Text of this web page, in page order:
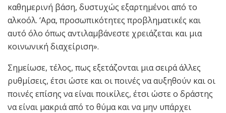
καθημερινή βάση, δυστυχώς εξαρτημένοι από το
αλκοόλ. ‘Αρα, προσωπικότητες προβληματικές και
αυτό όλο όπως αντιλαμβάνεστε χρειάζεται και μια
κοινωνική διαχείριση».
Σημείωσε, τέλος, πως εξετάζονται μια σειρά άλλες
ρυθμίσεις, έτσι ώστε και οι ποινές να αυξηθούν και οι
ποινές επίσης να είναι ποικίλες, έτσι ώστε ο δράστης
να είναι μακριά από το θύμα και να μην υπάρχει